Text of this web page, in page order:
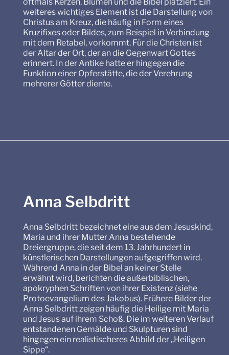
weiteres wichtiges Element ist die Darstellung von
Christus am Kreuz, die häufig in Form eines
Kruzifixes oder Bildes, zum Beispiel in Verbindung
mit dem Retabel, vorkommt. Für die Christen ist
der Altar der Ort, der an die Gegenwart Gottes
erinnert. In der Antike hatte er hingegen die
Funktion einer Opferstätte, die der Verehrung
mehrerer Götter diente.
Anna Selbdritt
Anna Selbdritt bezeichnet eine aus dem Jesuskind,
Maria und ihrer Mutter Anna bestehende
Dreiergruppe, die seit dem 13. Jahrhundert in
künstlerischen Darstellungen aufgegriffen wird.
Während Anna in der Bibel an keiner Stelle
erwähnt wird, berichten die außerbiblischen,
apokryphen Schriften von ihrer Existenz (siehe
Protoevangelium des Jakobus). Frühere Bilder der
Anna Selbdritt zeigen häufig die Heilige mit Maria
und Jesus auf ihrem Schoß. Die im weiteren Verlauf
entstandenen Gemälde und Skulpturen sind
hingegen ein realistischeres Abbild der „Heiligen
Sippe“.